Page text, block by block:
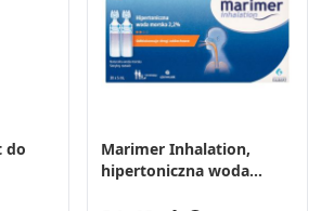
do
Marimer Inhalation,
hipertoniczna woda